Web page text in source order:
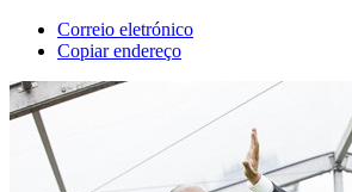
Correio eletrónico
Copiar endereço